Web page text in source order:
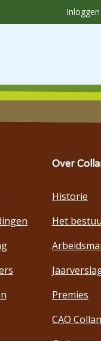
Inloggen
Over
Historie
Het
Premies
CAO